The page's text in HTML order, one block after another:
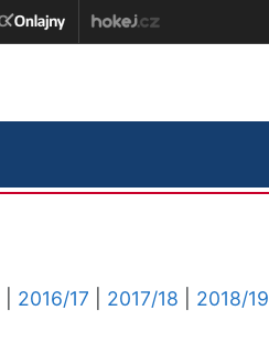
2016/17 2017/18 2018/19